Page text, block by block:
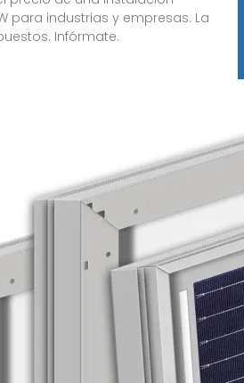
para industrias y empresas. La
Infórmate.